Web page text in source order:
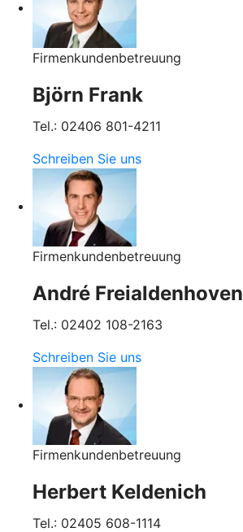
Firmenkundenbetreuung
Björn Frank
Tel.: 02406 801-4211
Schreiben Sie uns
Firmenkundenbetreuung
André Freialdenhoven
Tel.: 02402 108-2163
Schreiben Sie uns
Firmenkundenbetreuung
Herbert Keldenich
Tel.: 02405 608-1114